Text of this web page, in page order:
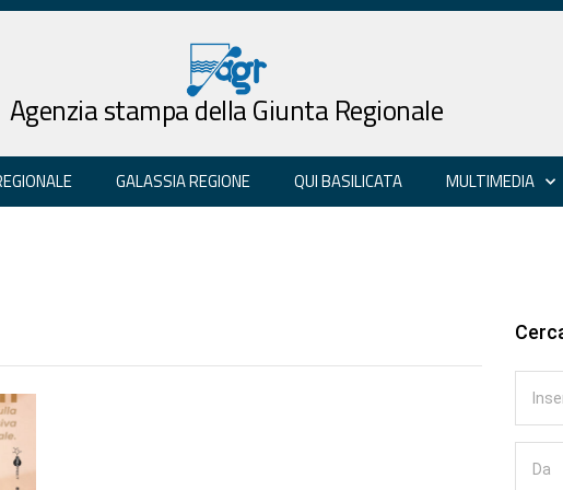
Agenzia stampa della Giunta Regionale
GALASSIA REGIONE QUI BASILICATA MULTIMEDIA